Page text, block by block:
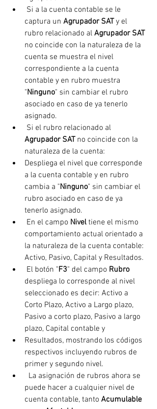
captura un Agrupador SAT y el
rubro relacionado al Agrupador SAT
no coincide con la naturaleza de la
cuenta se muestra el nivel
correspondiente a la cuenta
contable y en rubro muestra
"Ninguno" sin cambiar el rubro
asociado en caso de ya tenerlo
asignado.
Si el rubro relacionado al
Agrupador SAT no coincide con la
naturaleza de la cuenta:
Despliega el nivel que corresponde
a la cuenta contable y en rubro
cambia a "Ninguno" sin cambiar el
rubro asociado en caso de ya
tenerlo asignado.
En el campo Nivel tiene el mismo
comportamiento actual orientado a
la naturaleza de la cuenta contable:
Activo, Pasivo, Capital y Resultados.
El botón "F3" del campo Rubro
despliega lo corresponde al nivel
seleccionado es decir: Activo a
Corto Plazo, Activo a Largo plazo,
Pasivo a corto plazo, Pasivo a largo
plazo, Capital contable y
Resultados, mostrando los códigos
respectivos incluyendo rubros de
primer y segundo nivel.
puede hacer a cualquier nivel de
cuenta contable, tanto Acumulable